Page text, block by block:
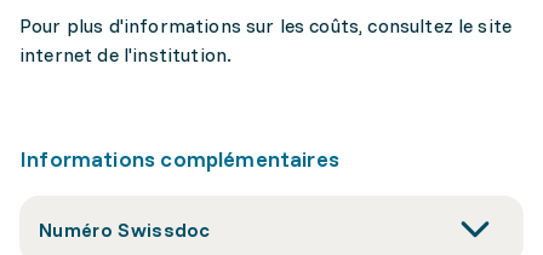
Pour plus d'informations sur les coûts, consultez le site
internet de l'institution.
Informations complémentaires
Numéro Swissdoc